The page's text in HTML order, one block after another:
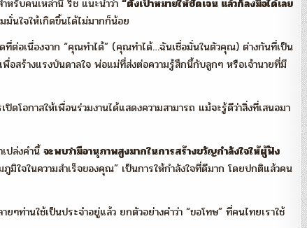
หรับคนเหล่านี้ ริช แนะนำว่า “ตั้งเป้าหมายให้ชัดเจน แล้วก็ลงมือได้เลย
มั่นใจให้เกิดขึ้นได้ไม่มากก็น้อย
ที่ต่อเนื่องจาก “คุณทำได้” (คุณทำได้…ฉันเชื่อมั่นในตัวคุณ) ต่างกันที่เป็น
อสร้างแรงบันดาลใจ พ่อแม่ที่ส่งต่อความรู้สึกนี้กับลูกๆ หรือเจ้านายที่มี
ดโอกาสให้เพื่อนร่วมงานได้แสดงความสามารถ แม้จะรู้ดีว่าสิ่งที่เสนอมา
เปล่งคำนี้จะพบว่ามีอานุภาพสูงมากในการสร้างขวัญกำลังใจให้ผู้ฟัง
ใจในความสำเร็จของคุณ” เป็นการให้กำลังใจที่ดีมาก โดยปกติแล้วคน
ท่านใช้เป็นประจำอยู่แล้ว ยกตัวอย่างคำว่า “ขอโทษ” ที่คนไทยเราใช้